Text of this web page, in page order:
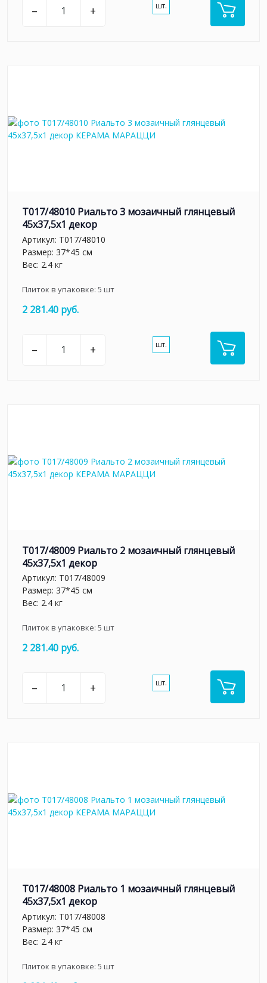
– + шт.
T017/48010 Риальто 3 мозаичный глянцевый
45x37,5x1 декор
Артикул: T017/48010
Размер: 37*45 см
Вес: 2.4 кг
Плиток в упаковке: 5 шт
2 281.40 руб.
– + шт.
T017/48009 Риальто 2 мозаичный глянцевый
45x37,5x1 декор
Артикул: T017/48009
Размер: 37*45 см
Вес: 2.4 кг
Плиток в упаковке: 5 шт
2 281.40 руб.
– + шт.
T017/48008 Риальто 1 мозаичный глянцевый
45x37,5x1 декор
Артикул: T017/48008
Размер: 37*45 см
Вес: 2.4 кг
Плиток в упаковке: 5 шт